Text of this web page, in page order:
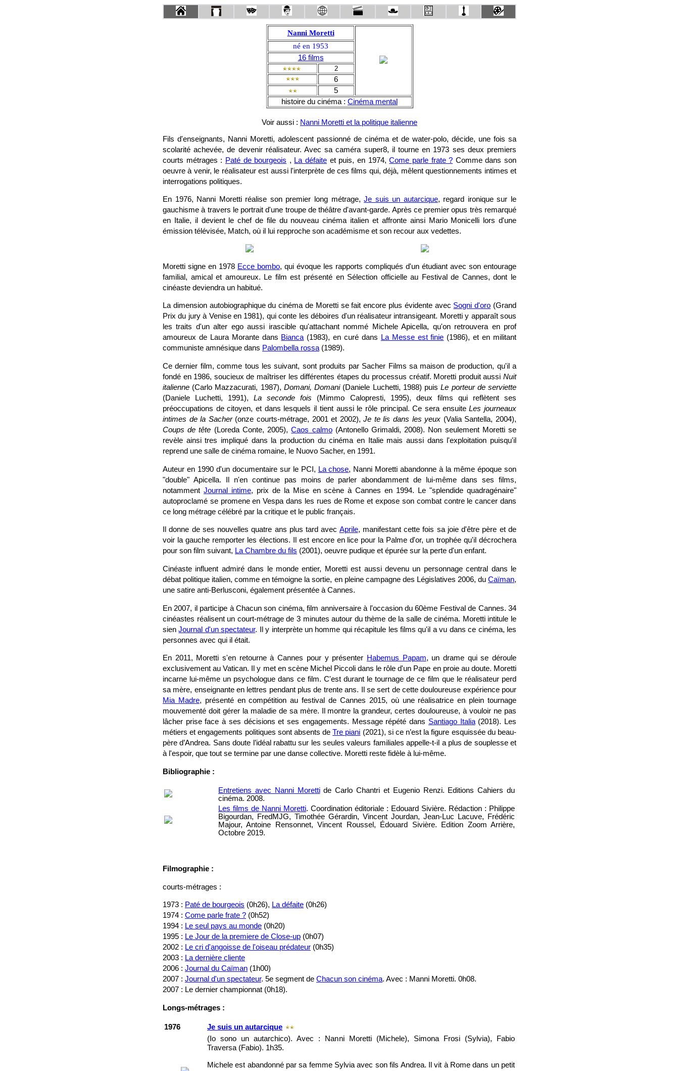
Nanni Moretti
né en 1953
16 films
2
6
5
histoire du cinéma : Cinéma mental
Voir aussi : Nanni Moretti et la politique italienne
Fils d'enseignants, Nanni Moretti, adolescent passionné de cinéma et de water-polo, décide, une fois sa
scolarité achevée, de devenir réalisateur. Avec sa caméra super8, il tourne en 1973 ses deux premiers
courts métrages : Paté de bourgeois , La défaite et puis, en 1974,Come parle frate ? Comme dans son
oeuvre à venir, le réalisateur est aussi l'interprète de ces films qui, déjà, mêlent questionnements intimes et
interrogations politiques.
En 1976, Nanni Moretti réalise son premier long métrage,Je suis un autarcique, regard ironique sur le
gauchisme à travers le portrait d'une troupe de théâtre d'avant-garde. Après ce premier opus très remarqué
en Italie, il devient le chef de file du nouveau cinéma italien et affronte ainsi Mario Monicelli lors d'une
émission télévisée, Match, où il lui repproche son académisme et son recour aux vedettes.
Moretti signe en 1978 Ecce bombo, qui évoque les rapports compliqués d'un étudiant avec son entourage
familial, amical et amoureux. Le film est présenté en Sélection officielle au Festival de Cannes, dont le
cinéaste deviendra un habitué.
La dimension autobiographique du cinéma de Moretti se fait encore plus évidente avec Sogni d'oro (Grand
Prix du jury à Venise en 1981), qui conte les déboires d'un réalisateur intransigeant. Moretti y apparaît sous
les traits d'un alter ego aussi irascible qu'attachant nommé Michele Apicella, qu'on retrouvera en prof
amoureux de Laura Morante dans Bianca(1983), en curé dans La Messe est finie (1986), et en militant
communiste amnésique dans Palombella rossa(1989).
Ce dernier film, comme tous les suivant, sont produits par Sacher Films sa maison de production, qu'il a
fondé en 1986, soucieux de maîtriser les différentes étapes du processus créatif. Moretti produit aussi Nuit
italienne (Carlo Mazzacurati, 1987), Domani, Domani (Daniele Luchetti, 1988) puisLe porteur de serviette
(Daniele Luchetti, 1991),La seconde fois (Mimmo Calopresti, 1995), deux films qui reflètent ses
préoccupations de citoyen, et dans lesquels il tient aussi le rôle principal. Ce sera ensuiteLes journeaux
intimes de la Sacher(onze courts-métrage, 2001 et 2002),Je te lis dans les yeux (Valia Santella, 2004),
Coups de tête (Loreda Conte, 2005),Caos calmo(Antonello Grimaldi, 2008). Non seulement Moretti se
revèle ainsi tres impliqué dans la production du cinéma en Italie mais aussi dans l'exploitation puisqu'il
reprend une salle de cinéma romaine, le Nuovo Sacher, en 1991.
Auteur en 1990 d'un documentaire sur le PCI, La chose, Nanni Moretti abandonne à la même époque son
"double" Apicella. Il n'en continue pas moins de parler abondamment de lui-même dans ses films,
notamment Journal intime, prix de la Mise en scène à Cannes en 1994. Le "splendide quadragénaire"
autoproclamé se promene en Vespa dans les rues de Rome et expose son combat contre le cancer dans
ce long métrage célébré par la critique et le public français.
Il donne de ses nouvelles quatre ans plus tard avec Aprile, manifestant cette fois sa joie d'être père et de
voir la gauche remporter les élections. Il est encore en lice pour la Palme d'or, un trophée qu'il décrochera
pour son film suivant, La Chambre du fils (2001), oeuvre pudique et épurée sur la perte d'un enfant.
Cinéaste influent admiré dans le monde entier, Moretti est aussi devenu un personnage central dans le
débat politique italien, comme en témoigne la sortie, en pleine campagne des Législatives 2006, du Caïman,
une satire anti-Berlusconi, également présentée à Cannes.
En 2007, il participe à Chacun son cinéma, film anniversaire à l'occasion du 60ème Festival de Cannes. 34
cinéastes réalisent un court-métrage de 3 minutes autour du thème de la salle de cinéma. Moretti intitule le
sienJournal d'un spectateur. Il y interprète un homme qui récapitule les films qu'il a vu dans ce cinéma, les
personnes avec qui il était.
En 2011, Moretti s'en retourne à Cannes pour y présenter Habemus Papam, un drame qui se déroule
exclusivement au Vatican. Il y met en scène Michel Piccoli dans le rôle d'un Pape en proie au doute. Moretti
incarne lui-même un psychologue dans ce film. C'est durant le tournage de ce film que le réalisateur perd
sa mère, enseignante en lettres pendant plus de trente ans. Il se sert de cette douloureuse expérience pour
Mia Madre, présenté en compétition au festival de Cannes 2015, où une réalisatrice en plein tournage
mouvementé doit gérer la maladie de sa mère. Il montre la grandeur, certes douloureuse, à vouloir ne pas
lâcher prise face à ses décisions et ses engagements. Message répété dans Santiago Italia(2018). Les
métiers et engagements politiques sont absents deTre piani (2021), si ce n’est la figure esquissée du beau-
père d’Andrea. Sans doute l’idéal rabattu sur les seules valeurs familiales appelle-t-il a plus de souplesse et
à l'espoir, que tout se termine par une danse collective. Moretti reste fidèle à lui-même.
Bibliographie :
Entretiens avec Nanni Morettide Carlo Chantri et Eugenio Renzi. Editions Cahiers du
cinéma. 2008.
Les films de Nanni Moretti. Coordination éditoriale : Edouard Sivière. Rédaction : Philippe
Bigourdan, FredMJG, Timothée Gérardin, Vincent Jourdan, Jean-Luc Lacuve, Frédéric
Majour, Antoine Rensonnet, Vincent Roussel, Édouard Sivière. Edition Zoom Arrière,
Octobre 2019.
Filmographie :
courts-métrages :
1973 : Paté de bourgeois (0h26), La défaite (0h26)
1974 : Come parle frate ? (0h52)
1994 : Le seul pays au monde (0h20)
1995 : Le Jour de la premiere de Close-up (0h07)
2002 : Le cri d'angoisse de l'oiseau prédateur (0h35)
2003 : La dernière cliente
2006 : Journal du Caïman (1h00)
2007 : Journal d'un spectateur. 5e segment de Chacun son cinéma. Avec : Manni Moretti. 0h08.
2007 : Le dernier championnat (0h18).
Longs-métrages :
1976
Je suis un autarcique
(Io sono un autarchico). Avec : Nanni Moretti (Michele), Simona Frosi (Sylvia), Fabio
Traversa (Fabio). 1h35.
Michele est abandonné par sa femme Sylvia avec son fils Andrea. Il vit à Rome dans un petit